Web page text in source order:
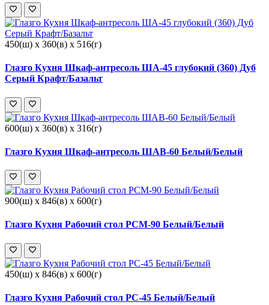
450(ш) x 360(в) x 516(г)
Глазго Кухня Шкаф-антресоль ША-45 глубокий (360) Дуб
Серый Крафт/Базальт
600(ш) x 360(в) x 316(г)
Глазго Кухня Шкаф-антресоль ШАВ-60 Белый/Белый
900(ш) x 846(в) x 600(г)
Глазго Кухня Рабочий стол РСМ-90 Белый/Белый
450(ш) x 846(в) x 600(г)
Глазго Кухня Рабочий стол РС-45 Белый/Белый